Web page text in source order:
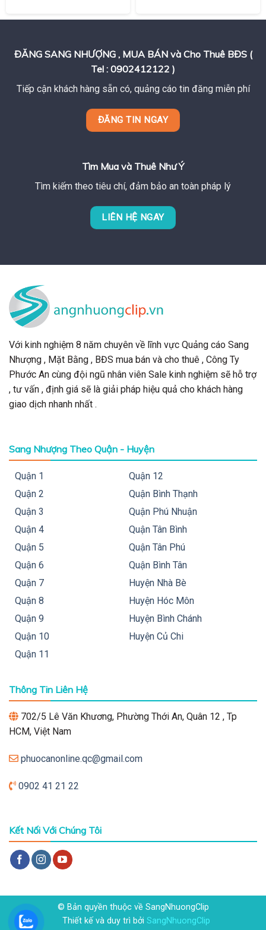
ĐĂNG SANG NHƯỢNG , MUA BÁN và Cho Thuê BĐS (
Tel : 0902412122 )
Tiếp cận khách hàng sẵn có, quảng cáo tin đăng miễn phí
ĐĂNG TIN NGAY
Tìm Mua và Thuê Như Ý
Tìm kiếm theo tiêu chí, đảm bảo an toàn pháp lý
LIÊN HỆ NGAY
Với kinh nghiệm 8 năm chuyên về lĩnh vực Quảng cáo Sang
Nhượng , Mặt Bằng , BĐS mua bán và cho thuê , Công Ty
Phước An cùng đội ngũ nhân viên Sale kinh nghiệm sẽ hỗ trợ
, tư vấn , định giá sẽ là giải pháp hiệu quả cho khách hàng
giao dịch nhanh nhất .
Sang Nhượng Theo Quận - Huyện
Quận 1
Quận 2
Quận 3
Quận 4
Quận 5
Quận 6
Quận 7
Quận 8
Quận 9
Quận 10
Quận 11
Quận 12
Quận Bình Thạnh
Quận Phú Nhuận
Quận Tân Bình
Quận Tân Phú
Quận Bình Tân
Huyện Nhà Bè
Huyện Hóc Môn
Huyện Bình Chánh
Huyện Củ Chi
Thông Tin Liên Hệ
702/5 Lê Văn Khương, Phường Thới An, Quân 12 , Tp
HCM, Việt Nam
phuocanonline.qc@gmail.com
0902 41 21 22
Kết Nối Với Chúng Tôi
© Bản quyền thuộc về SangNhuongClip
Thiết kế và duy trì bởi SangNhuongClip